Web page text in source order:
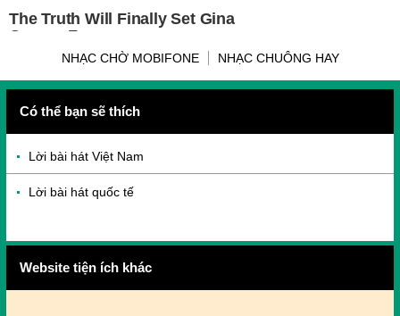
NHẠC CHỜ MOBIFONE NHẠC CHUÔNG HAY
Có thể bạn sẽ thích
Lời bài hát Việt Nam
Lời bài hát quốc tế
Website tiện ích khác